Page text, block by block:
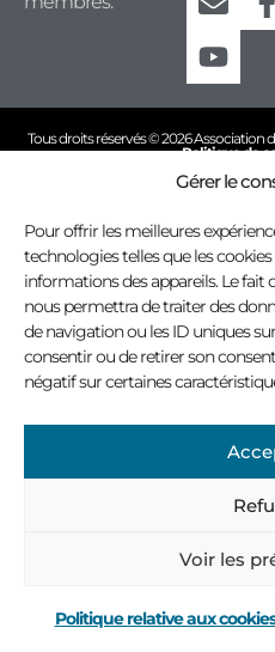
Gérer le
Pour offrir les meilleures
technologies telles que les
informations des appareils. Le fait
nous permettra de traiter des
de navigation ou les ID uniques
consentir ou de retirer son
négatif sur certaines
Voir les
Politique relative aux cookies
Tous droits réservés © 2026 Association
Politique de